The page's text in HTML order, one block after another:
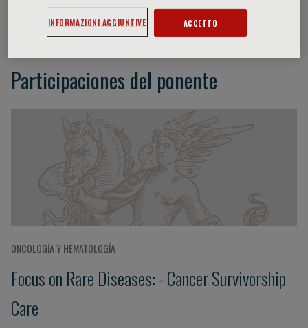
Tariq Mughal
Participaciones del ponente
ONCOLOGÍA Y HEMATOLOGÍA
Focus on Rare Diseases: - Cancer Survivorship
Care
INFORMAZIONI AGGIUNTIVE ACCETTO